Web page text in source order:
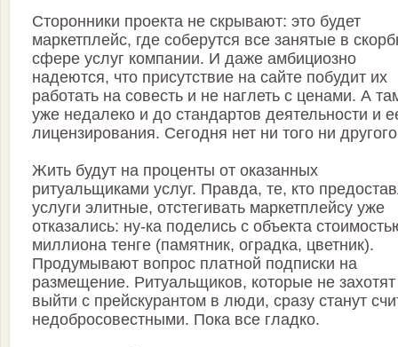
Сторонники проекта не скрывают: это будет
маркетплейс, где соберутся все занятые в
сфере услуг компании. И даже амбициозно
надеются, что присутствие на сайте побудит их
работать на совесть и не наглеть с ценами. А
уже недалеко и до стандартов деятельности и
лицензирования. Сегодня нет ни того ни
Жить будут на проценты от оказанных
ритуальщиками услуг. Правда, те, кто
услуги элитные, отстегивать маркетплейсу уже
отказались: ну-ка поделись с объекта
миллиона тенге (памятник, оградка, цветник).
Продумывают вопрос платной подписки на
размещение. Ритуальщиков, которые не захотят
выйти с прейскурантом в люди, сразу станут
недобросовестными. Пока все гладко.